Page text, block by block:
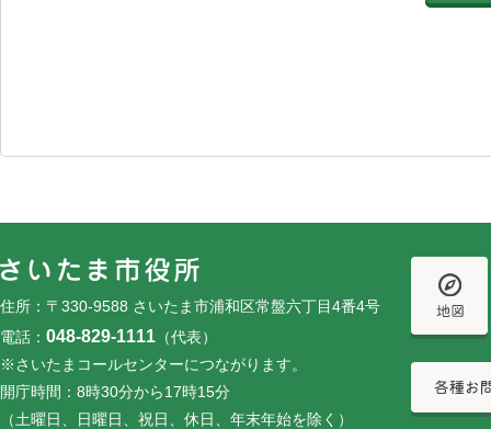
住所：〒330-9588 さいたま市浦和区常盤六丁目4番4号
電話： 048-829-1111 （代表）
※さいたまコールセンターにつながります。
開庁時間：8時30分から17時15分
（土曜日、日曜日、祝日、休日、年末年始を除く）